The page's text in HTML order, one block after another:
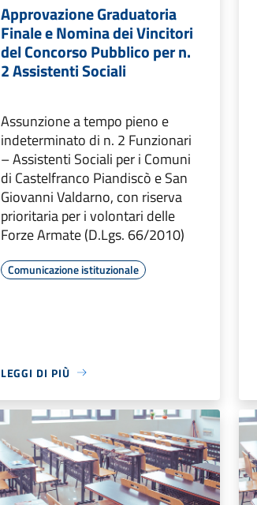
Approvazione Graduatoria
Finale e Nomina dei Vincitori
del Concorso Pubblico per n.
2 Assistenti Sociali
Assunzione a tempo pieno e
indeterminato di n. 2 Funzionari
– Assistenti Sociali per i Comuni
di Castelfranco Piandiscò e San
Giovanni Valdarno, con riserva
prioritaria per i volontari delle
Forze Armate (D.Lgs. 66/2010)
Comunicazione istituzionale
LEGGI DI PIÙ